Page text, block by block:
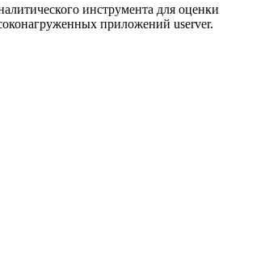
инструмента для оценки
приложений userver.